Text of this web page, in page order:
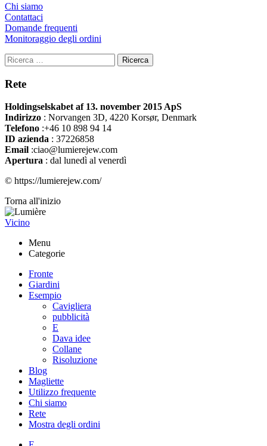
Chi siamo
Contattaci
Domande frequenti
Monitoraggio degli ordini
Ricerca
Rete
Holdingselskabet af 13. november 2015 ApS
Indirizzo : Norvangen 3D, 4220 Korsør, Denmark
Telefono :+46 10 898 94 14
ID azienda : 37226858
Email :ciao@lumierejew.com
Apertura : dal lunedì al venerdì
© https://lumierejew.com/
Torna all'inizio
Vicino
Menu
Categorie
Fronte
Giardini
Esempio
Cavigliera
pubblicità
E
Dava idee
Collane
Risoluzione
Blog
Magliette
Utilizzo frequente
Chi siamo
Rete
Mostra degli ordini